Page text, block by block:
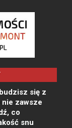
się z
nie zawsze
co
snu